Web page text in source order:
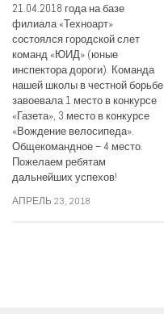
21.04.2018 года на базе
филиала «Техноарт»
состоялся городской слет
команд «ЮИД» (юные
инспектора дороги). Команда
нашей школы в честной борьбе
завоевала 1 место в конкурсе
«Газета», 3 место в конкурсе
«Вождение велосипеда».
Общекомандное – 4 место.
Пожелаем ребятам
дальнейших успехов!
АПРЕЛЬ 23, 2018